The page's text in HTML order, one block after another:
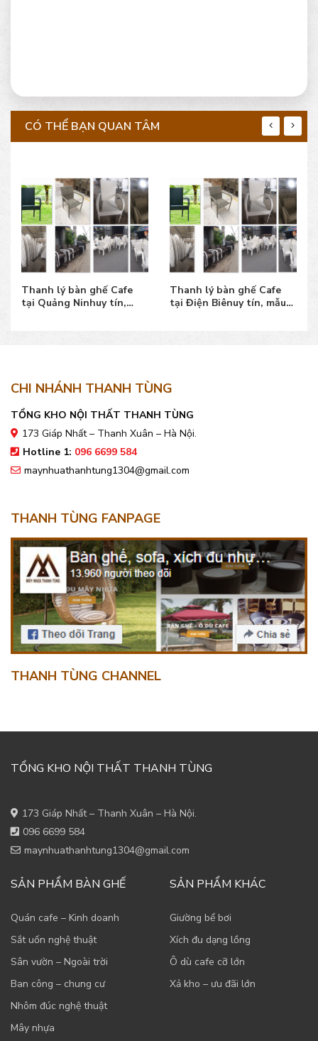
CÓ THỂ BẠN QUAN TÂM
Thanh lý bàn ghế Cafe
tại Quảng Ninhuy tín,
Thanh lý bàn ghế Cafe
tại Điện Biênuy tín, mẫu
CHI NHÁNH THANH TÙNG
TỔNG KHO NỘI THẤT THANH TÙNG
173 Giáp Nhất – Thanh Xuân – Hà Nội.
Hotline 1: 096 6699 584
maynhuathanhtung1304@gmail.com
THANH TÙNG FANPAGE
THANH TÙNG CHANNEL
TỔNG KHO NỘI THẤT THANH TÙNG
173 Giáp Nhất – Thanh Xuân – Hà Nội.
096 6699 584
maynhuathanhtung1304@gmail.com
SẢN PHẨM BÀN GHẾ
Quán cafe – Kinh doanh
Sắt uốn nghệ thuật
Sân vườn – Ngoài trời
Ban công – chung cư
Nhôm đúc nghệ thuật
Mây nhựa
SẢN PHẨM KHÁC
Giường bể bơi
Xích đu dạng lồng
Ô dù cafe cỡ lớn
Xả kho – ưu đãi lớn